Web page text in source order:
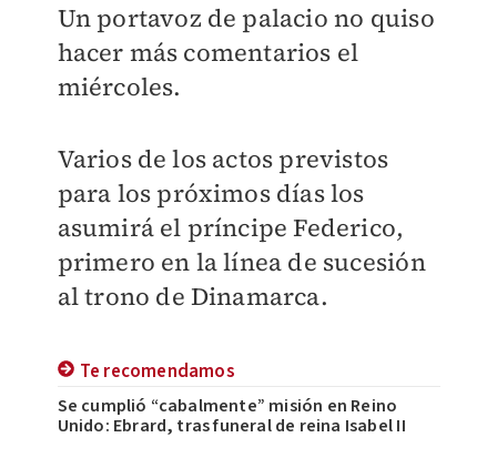
Un portavoz de palacio no quiso
hacer más comentarios el
miércoles.
Varios de los actos previstos
para los próximos días los
asumirá el príncipe Federico,
primero en la línea de sucesión
al trono de Dinamarca.
Te recomendamos
Se cumplió “cabalmente” misión en Reino
Unido: Ebrard, tras funeral de reina Isabel II